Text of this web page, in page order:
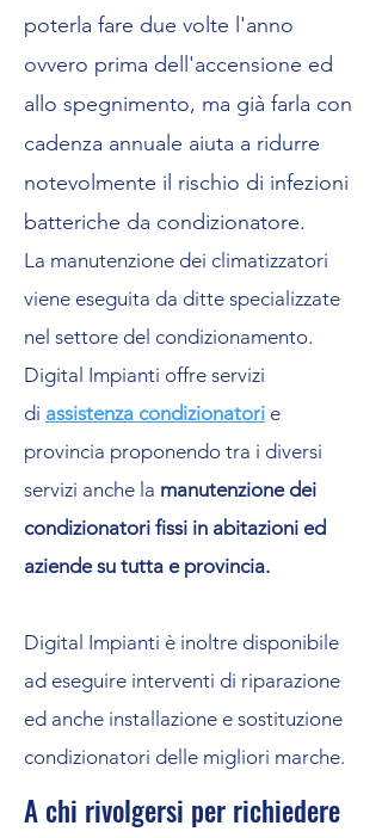
poterla fare due volte l'anno
ovvero prima dell'accensione ed
allo spegnimento, ma già farla con
cadenza annuale aiuta a ridurre
notevolmente il rischio di infezioni
batteriche da condizionatore.
La manutenzione dei climatizzatori
viene eseguita da ditte specializzate
nel settore del condizionamento.
Digital Impianti offre servizi
di assistenza condizionatori e
provincia proponendo tra i diversi
servizi anche la manutenzione dei
condizionatori fissi in abitazioni ed
aziende su tutta e provincia.
Digital Impianti è inoltre disponibile
ad eseguire interventi di riparazione
ed anche installazione e sostituzione
condizionatori delle migliori marche.
A chi rivolgersi per richiedere